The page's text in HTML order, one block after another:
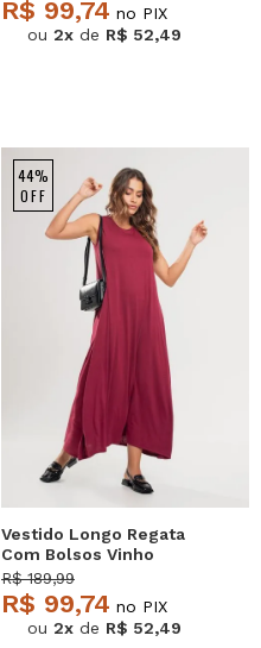
R$ 99,74 no PIX
ou 2x de R$ 52,49
44%
OFF
Vestido Longo Regata
Com Bolsos Vinho
Salvatore
R$ 189,99
R$ 99,74 no PIX
ou 2x de R$ 52,49